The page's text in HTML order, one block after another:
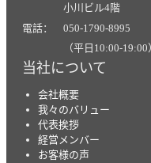
小川ビル4階
電話： 050-1790-8995
（平日10:00-19:00
当社について
会社概要
我々のバリュー
代表挨拶
経営メンバー
お客様の声